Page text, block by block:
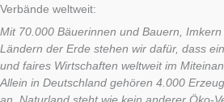
Verbände weltweit:
Mit 70.000 Bäuerinnen und Bauern,
Ländern der Erde stehen wir dafür, dass
und faires Wirtschaften weltweit im
Allein in Deutschland gehören 4.000